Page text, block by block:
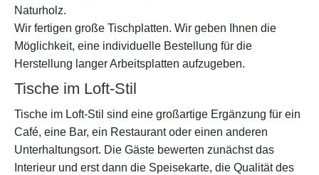
Naturholz.
Wir fertigen große Tischplatten. Wir geben Ihnen die
Möglichkeit, eine individuelle Bestellung für die
Herstellung langer Arbeitsplatten aufzugeben.
Tische im Loft-Stil
Tische im Loft-Stil sind eine großartige Ergänzung für ein
Café, eine Bar, ein Restaurant oder einen anderen
Unterhaltungsort. Die Gäste bewerten zunächst das
Interieur und erst dann die Speisekarte, die Qualität des